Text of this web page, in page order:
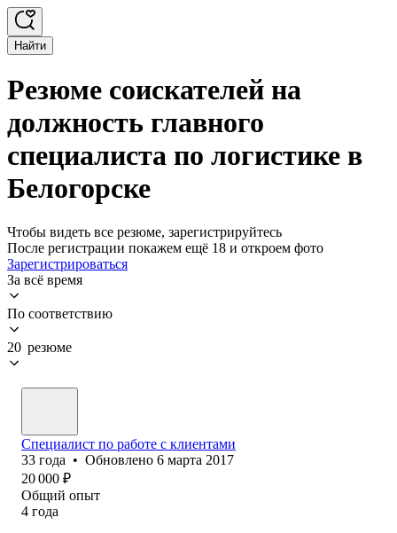
Найти
Резюме соискателей на
должность главного
специалиста по логистике в
Белогорске
Чтобы видеть все резюме, зарегистрируйтесь
После регистрации покажем ещё 18 и откроем фото
Зарегистрироваться
За всё время
По соответствию
20 резюме
Специалист по работе с клиентами
33 года • Обновлено 6 марта 2017
20 000 ₽
Общий опыт
4 года